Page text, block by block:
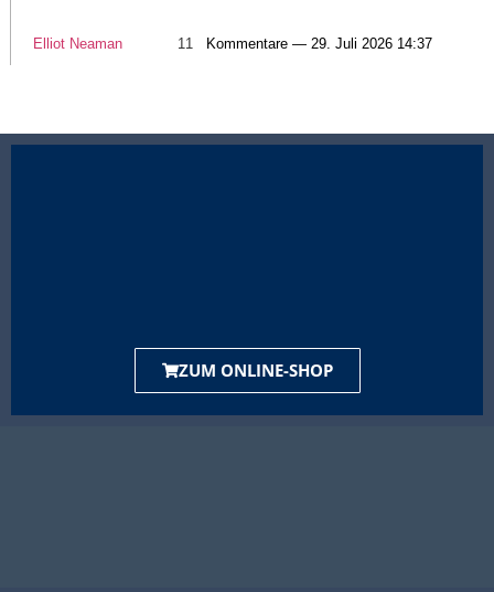
Elliot Neaman 11 Kommentare — 29. Juli 2026 14:37
ZUM ONLINE-SHOP